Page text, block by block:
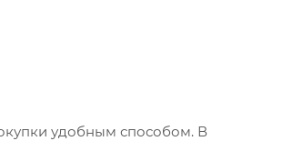
заказ».
удобным способом. В